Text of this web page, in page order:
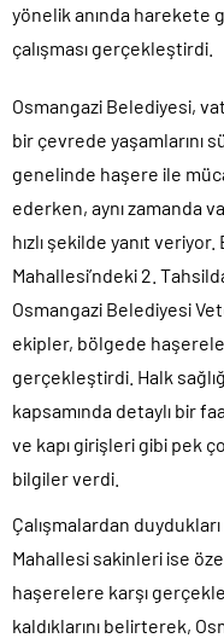
yönelik anında harekete
çalışması gerçekleştirdi.
Osmangazi Belediyesi,
bir çevrede yaşamlarını
genelinde haşere ile
ederken, aynı zamanda
hızlı şekilde yanıt
Mahallesi’ndeki 2.
Osmangazi Belediyesi
ekipler, bölgede
gerçekleştirdi. Halk
kapsamında detaylı bir
ve kapı girişleri gibi pek
bilgiler verdi.
Çalışmalardan
Mahallesi sakinleri ise
haşerelere karşı
kaldıklarını belirterek,